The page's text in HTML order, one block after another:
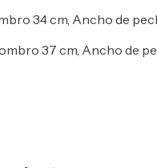
34 cm, Ancho de
37 cm, Ancho de